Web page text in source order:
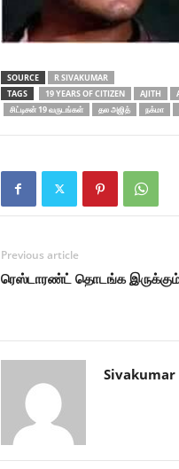
SOURCE
R SIVAKUMAR
TAGS
19 YEARS OF CITIZEN AJITH
சிட்டிசன் 19 வருடங்கள்
தல அஜித் நக்மா
Previous article
ரெஸ்டாரண்ட் தொடங்க இருக்கும்
Sivakumar